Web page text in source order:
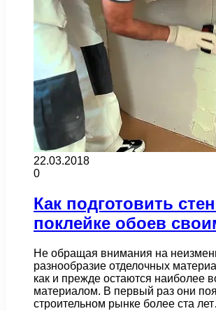
22.03.2018
0
Как подготовить
поклейке обоев
Не обращая внимания на
разнообразие отделочных
как и прежде остаются наиболее
материалом. В первый раз они
строительном рынке более ста